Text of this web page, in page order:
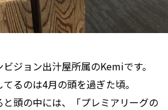
ジョン出汁屋所属のKemiです。
るのは4月の頭を過ぎた頃。
頭の中には、「プレミアリーグの